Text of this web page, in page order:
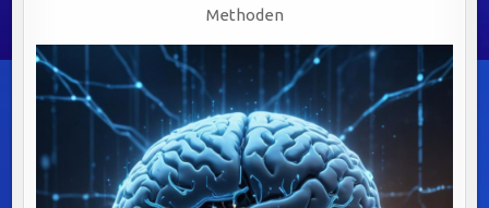
Methoden